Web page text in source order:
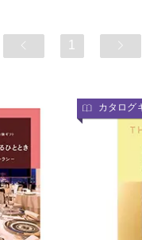
1
カタログ